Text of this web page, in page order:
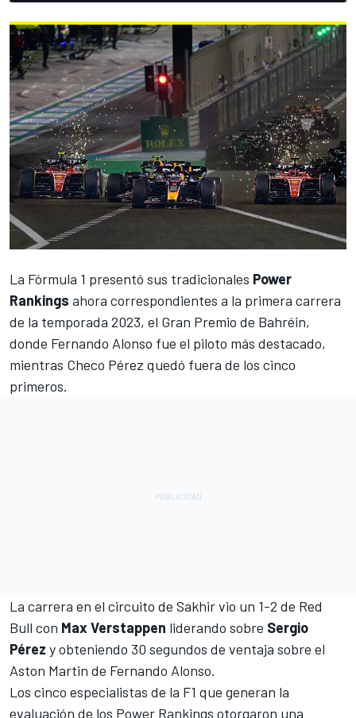
La Fórmula 1 presentó sus tradicionales Power
Rankings ahora correspondientes a la primera carrera
de la temporada 2023, el Gran Premio de Bahréin,
donde Fernando Alonso fue el piloto más destacado,
mientras Checo Pérez quedó fuera de los cinco
primeros.
La carrera en el circuito de Sakhir vio un 1-2 de Red
Bull con Max Verstappen liderando sobre Sergio
Pérez y obteniendo 30 segundos de ventaja sobre el
Aston Martin de Fernando Alonso.
Los cinco especialistas de la F1 que generan la
evaluación de los Power Rankings otorgaron una